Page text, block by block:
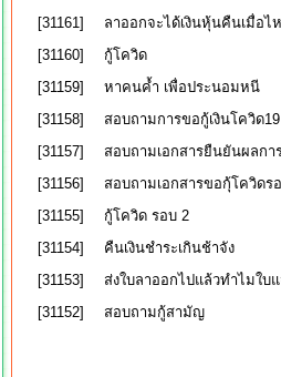
[31161]
ลาออกจะได้เงินหุ้นคืนเมื่อไ
[31160]
กู้โควิด
[31159]
หาคนค้ำ เพื่อประนอมหนี
[31158]
สอบถามการขอกู้เงินโควิด
[31157]
สอบถามเอกสารยืนยันผลก
[31156]
สอบถามเอกสารขอกุ้โควิดร
[31155]
กู้โควิด รอบ 2
[31154]
คืนเงินชำระเกินช้าจัง
[31153]
ส่งใบลาออกไปแล้วทำไมใบ
[31152]
สอบถามกู้สามัญ